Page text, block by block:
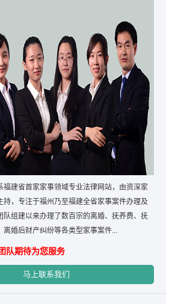
福建省首家家事领域专业法律网站，由资深家
持，专注于福州乃至福建全省家事案件办理及
队组建以来办理了数百宗的离婚、抚养费、抚
婚后财产纠纷等各类型家事案件...
队期待为您服务
马上联系我们